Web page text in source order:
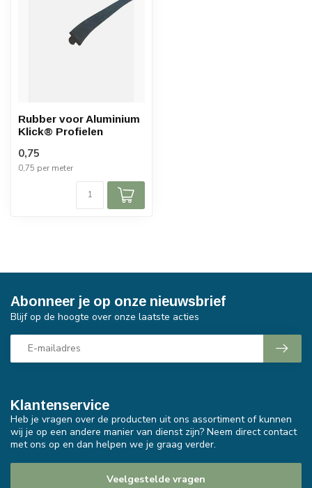
Rubber voor Aluminium
Klick® Profielen
0,75
0,75 per meter
Klantenservice
Heb je vragen over de producten uit ons assortiment of kunnen
wij je op een andere manier van dienst zijn? Neem direct contact
met ons op en dan helpen we je graag verder.
Veelgestelde vragen
Abonneer je op onze nieuwsbrief
Blijf op de hoogte over onze laatste acties